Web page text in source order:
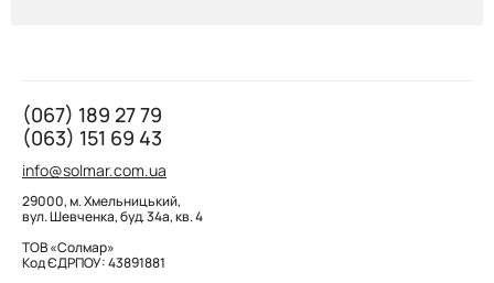
(067) 189 27 79
(063) 151 69 43
info@solmar.com.ua
29000, м. Хмельницький,
вул. Шевченка, буд. 34а, кв. 4
ТОВ «Солмар»
Код ЄДРПОУ: 43891881